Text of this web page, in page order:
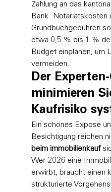
Zahlung an das
Bank. Notariatskosten
Grundbuchgebühren
etwa 0,5 % bis 1 %
Budget einplanen, um
vermeiden.
Der
minimieren
Kaufrisiko
Ein schönes Exposé
Besichtigung reichen
beim immobilienkauf
Wer 2026 eine
erwirbt, braucht einen
strukturierte